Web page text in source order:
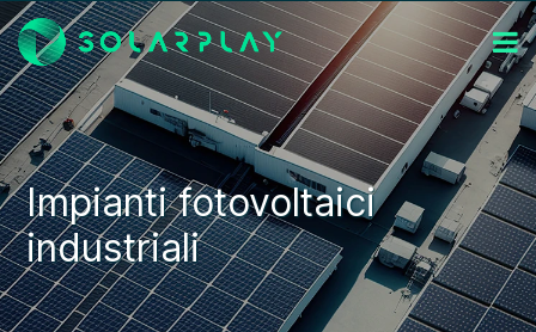
Impianti fotovoltaici
industriali